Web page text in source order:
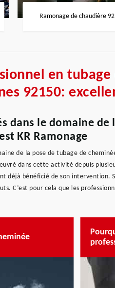
Ramonage de chaudière 92
en
92150:
dans le domaine de
KR Ramonage
de la pose de tubage de
dans cette activité depuis
déjà bénéficié de son intervention.
C’est pour cela que les